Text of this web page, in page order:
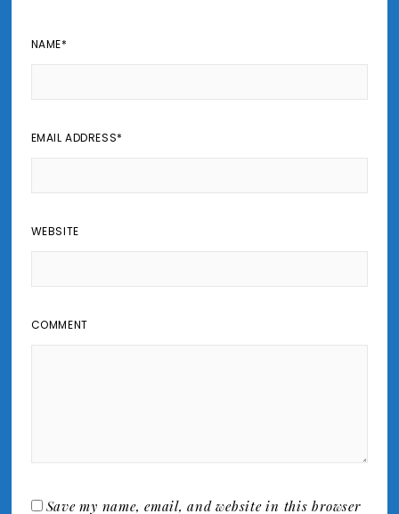
NAME*
EMAIL ADDRESS*
WEBSITE
COMMENT
Save my name, email, and website in this browser